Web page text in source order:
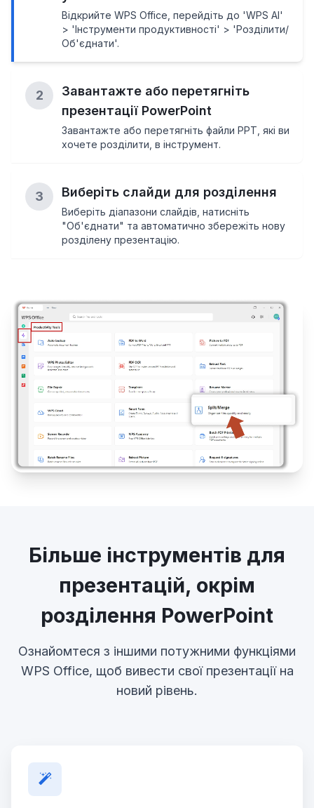
Відкрийте WPS Office, перейдіть до 'WPS AI'
> 'Інструменти продуктивності' > 'Розділити/
Об'єднати'.
2
Завантажте або перетягніть
презентації PowerPoint
Завантажте або перетягніть файли PPT, які ви
хочете розділити, в інструмент.
3 Виберіть слайди для розділення
Виберіть діапазони слайдів, натисніть
"Об'єднати" та автоматично збережіть нову
розділену презентацію.
Більше інструментів для
презентацій, окрім
розділення PowerPoint
Ознайомтеся з іншими потужними функціями
WPS Office, щоб вивести свої презентації на
новий рівень.